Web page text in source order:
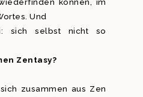
Und
sich selbst nicht so
Zentasy?
zusammen aus Zen